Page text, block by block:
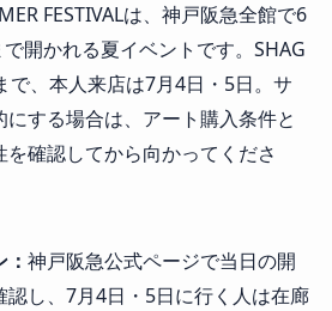
FESTIVALは、神戸阪急全館で6
開かれる夏イベントです。SHAG
で、本人来店は7月4日・5日。サ
する場合は、アート購入条件と
確認してから向かってくださ
神戸阪急公式ページで当日の開
し、7月4日・5日に行く人は在廊